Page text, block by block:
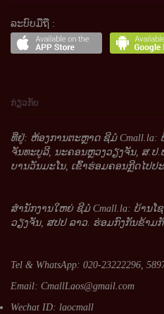
ລະບົບມືຖື :
ກ່ຽວກັບ
ທີ່ຢູ່: ຫ້ອງການຕະຫຼາດ ຊີມໍ Cmall.la:
ຈັນທະບູລີ, ນະຄອນຫຼວງວຽງຈັນ, ສ.ປ.
ບານວັນມະໂນ, ເຂົ້າຮ່ອມຄອນກຼີດໄປປ
ສໍານັກງານໃຫຍ່ ຊີມໍ Cmall.la: ບ້ານ
ວຽງຈັນ, ສປປ ລາວ. ຮ່ອມກົງກັນຂ້າມ
Tel & WhatsApp: 020-23222296,
Email: CmallLaos@gmail.com
Wechat ID: laocmall